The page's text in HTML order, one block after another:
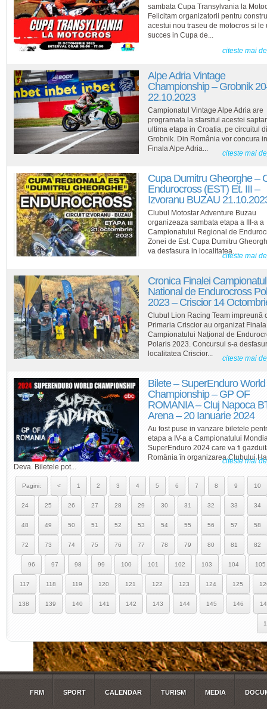
sambata Cupa Transylvania la
Felicitam organizatorii pentru
acestui nou traseu de motocros si le
succes in Cupa de...
citeste mai
Alpe Adria Vintage
Championship – Grobnik
22.10.2023
Campionatul Vintage Alpe Adria are
programata la sfarsitul acestei
ultima etapa in Croatia, pe circuitul
Grobnik. Din România vor concura in
Finala Alpe Adria...
citeste mai
Cupa Dumitru Gheorghe –
Endurocross (EST) Et. III –
Izvoranu BUZAU
Clubul Motostar Adventure Buzau
organizeaza sambata etapa a III-a a
Campionatului Regional de
Zonei de Est. Cupa Dumitru
va desfasura in localitatea...
citeste mai
Cronica Finalei
National de Endurocross
2023 – Criscior 14
Clubul Lion Racing Team impreună
Primaria Criscior au organizat Finala
Campionatului Național de
Polaris 2023. Concursul s-a
localitatea Criscior...
citeste mai
Bilete – SuperEnduro World
Championship – GP OF
ROMANIA – Cluj Napoca
Arena – 20 Ianuarie 2024
Au fost puse in vanzare biletele
etapa a IV-a a Campionatului
SuperEnduro 2024 care va fi
România în organizarea Clubului
Deva. Biletele pot...
citeste mai
Pagini: < 1 2 3 4 5 6 7 8 9 10
24 25 26 27 28 29 30 31 32 33 34
48 49 50 51 52 53 54 55 56 57 58
72 73 74 75 76 77 78 79 80 81 82
96 97 98 99 100 101 102 103 104 105
117 118 119 120 121 122 123 124 125
138 139 140 141 142 143 144 145 146
FRM SPORT CALENDAR TURISM MEDIA